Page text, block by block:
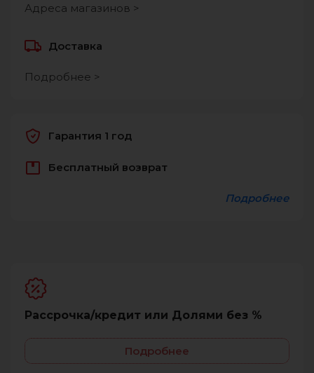
Адреса магазинов >
Доставка
Подробнее >
Гарантия 1 год
Бесплатный возврат
Подробнее
Рассрочка/кредит или Долями без %
Подробнее